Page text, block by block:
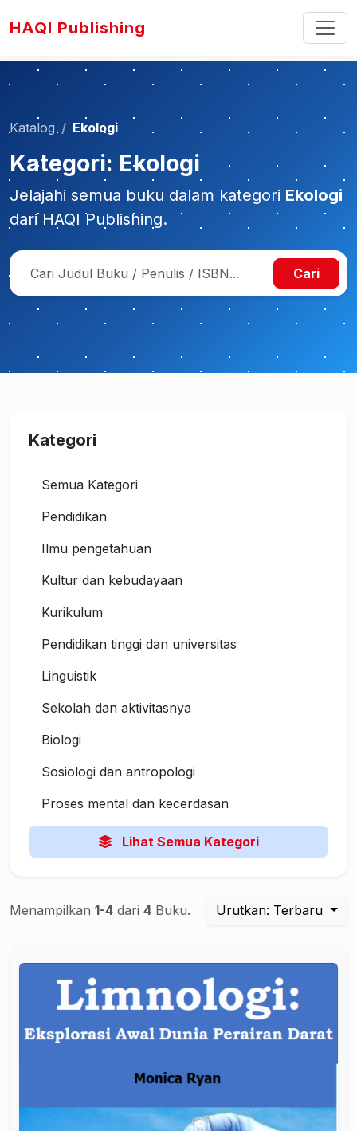
HAQI Publishing
Katalog Ekologi
Kategori: Ekologi
Jelajahi semua buku dalam kategori Ekologi
dari HAQI Publishing.
Cari
Kategori
Semua Kategori
Pendidikan
Ilmu pengetahuan
Kultur dan kebudayaan
Kurikulum
Pendidikan tinggi dan universitas
Linguistik
Sekolah dan aktivitasnya
Biologi
Sosiologi dan antropologi
Proses mental dan kecerdasan
Lihat Semua Kategori
Menampilkan 1-4 dari 4 Buku. Urutkan: Terbaru